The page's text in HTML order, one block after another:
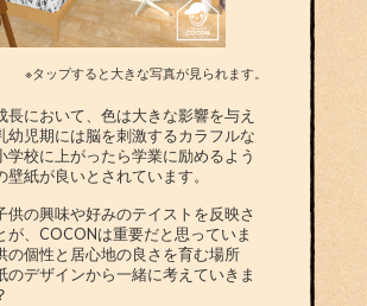
※タップすると大きな写真が見られます。
長において、色は大きな影響を与え
幼児期には脳を刺激するカラフルな
学校に上がったら学業に励めるよう
壁紙が良いとされています。
供の興味や好みのテイストを反映さ
が、COCONは重要だと思っていま
の個性と居心地の良さを育む場所
のデザインから一緒に考えていきま